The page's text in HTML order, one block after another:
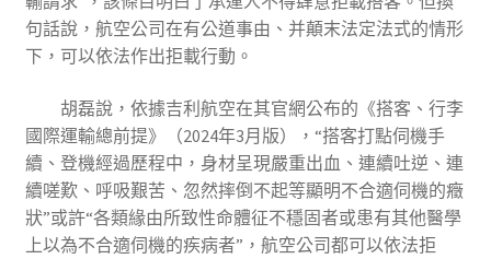
句話說，航空公司在有公道事由、并顛末法定法式的情形
下，可以依法作出拒載行動。
胡磊說，依據吉利航空在其官網公布的《搭客、行李
國際運輸總前提》（2024年3月版），“搭客打點伺機手
續、登機經過歷程中，身材呈現嚴重出血、連續吐逆、連
續嗟歎、呼吸艱苦、忽然摔倒不起等顯明不合適伺機的癥
狀”或許“各類緣由所致性命體征不穩固者或患有其他醫學
上以為不合適伺機的疾病者”，航空公司都可以依法拒